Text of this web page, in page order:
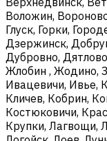
Воложин,
Глуск, Горки,
Дзержинск,
Дубровно,
Жлобин , Жодино,
Ивацевичи, Ивье,
Кличев, Кобрин,
Костюковичи,
Крупки, Лагвощи,